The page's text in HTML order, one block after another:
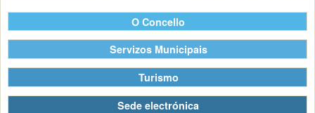
O Concello
Servizos Municipais
Turismo
Sede electrónica